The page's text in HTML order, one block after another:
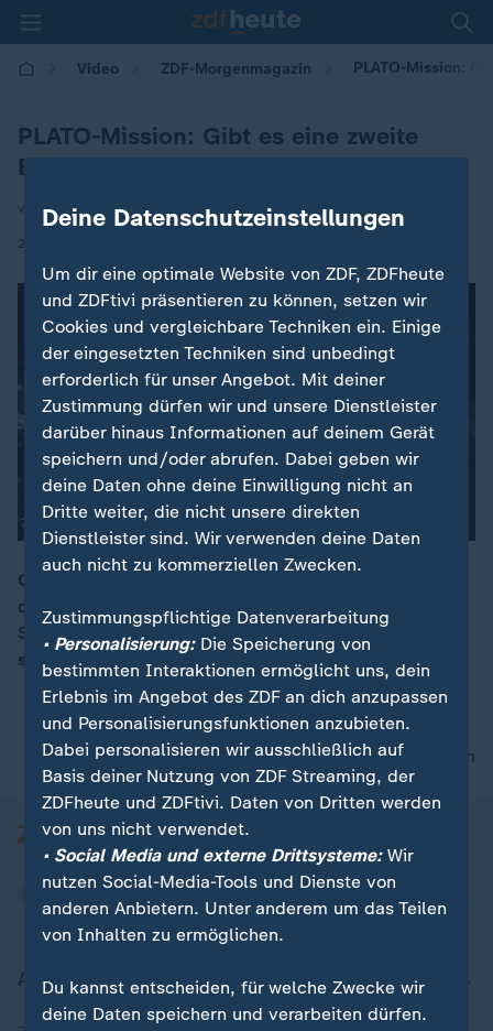
Video ZDF-Morgenmagazin PLATO-Mission:
PLATO-Mission: Gibt es eine zweite
Erde?
von Sylvia Blessmann
21.01.2026 | 05:30
00:15
Gibt es eine zweite Erde im All? Mit 26 Kameras will
das ESA-Weltraumteleskop PLATO Hunderttausende
Sterne beobachten und erdähnliche Planeten bei
sonnenähnlichen Sternen aufspüren.
nach oben
Aktuell bei ZDFheute
Deine Datenschutzeinstellungen
Um dir eine optimale Website von ZDF, ZDFheute
und ZDFtivi präsentieren zu können, setzen wir
Cookies und vergleichbare Techniken ein. Einige
der eingesetzten Techniken sind unbedingt
erforderlich für unser Angebot. Mit deiner
Zustimmung dürfen wir und unsere Dienstleister
darüber hinaus Informationen auf deinem Gerät
speichern und/oder abrufen. Dabei geben wir
deine Daten ohne deine Einwilligung nicht an
Dritte weiter, die nicht unsere direkten
Dienstleister sind. Wir verwenden deine Daten
auch nicht zu kommerziellen Zwecken.
Zustimmungspflichtige Datenverarbeitung
• Personalisierung:Die Speicherung von
bestimmten Interaktionen ermöglicht uns, dein
Erlebnis im Angebot des ZDF an dich anzupassen
und Personalisierungsfunktionen anzubieten.
Dabei personalisieren wir ausschließlich auf
Basis deiner Nutzung von ZDF Streaming, der
ZDFheute und ZDFtivi. Daten von Dritten werden
von uns nicht verwendet.
• Social Media und externe Drittsysteme:Wir
nutzen Social-Media-Tools und Dienste von
anderen Anbietern. Unter anderem um das Teilen
von Inhalten zu ermöglichen.
Du kannst entscheiden, für welche Zwecke wir
deine Daten speichern und verarbeiten dürfen.